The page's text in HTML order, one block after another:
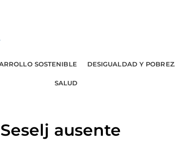
SOSTENIBLE DESIGUALDAD Y
SALUD
ausente